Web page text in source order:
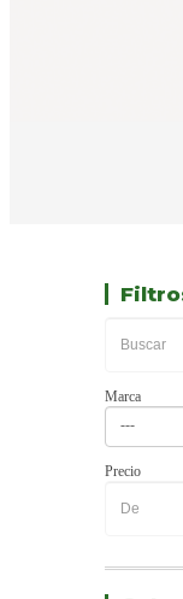
Marca
---
Precio